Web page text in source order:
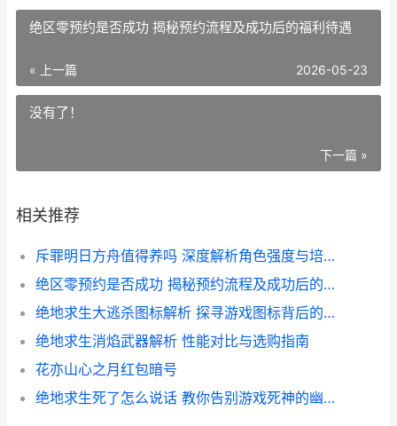
绝区零预约是否成功 揭秘预约流程及成功后的福利待遇
« 上一篇 2026-05-23
没有了！
下一篇 »
相关推荐
斥罪明日方舟值得养吗 深度解析角色强度与培养价值
绝区零预约是否成功 揭秘预约流程及成功后的福利待遇
绝地求生大逃杀图标解析 探寻游戏图标背后的设计奥秘
绝地求生消焰武器解析 性能对比与选购指南
花亦山心之月红包暗号
绝地求生死了怎么说话 教你告别游戏死神的幽默告别语